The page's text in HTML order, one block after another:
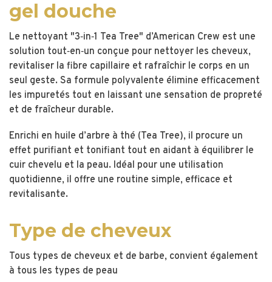
gel douche
Le nettoyant "3‑in‑1 Tea Tree" d’American Crew est une
solution tout‑en‑un conçue pour nettoyer les cheveux,
revitaliser la fibre capillaire et rafraîchir le corps en un
seul geste. Sa formule polyvalente élimine efficacement
les impuretés tout en laissant une sensation de propreté
et de fraîcheur durable.
Enrichi en huile d’arbre à thé (Tea Tree), il procure un
effet purifiant et tonifiant tout en aidant à équilibrer le
cuir chevelu et la peau. Idéal pour une utilisation
quotidienne, il offre une routine simple, efficace et
revitalisante.
Type de cheveux
Tous types de cheveux et de barbe, convient également
à tous les types de peau